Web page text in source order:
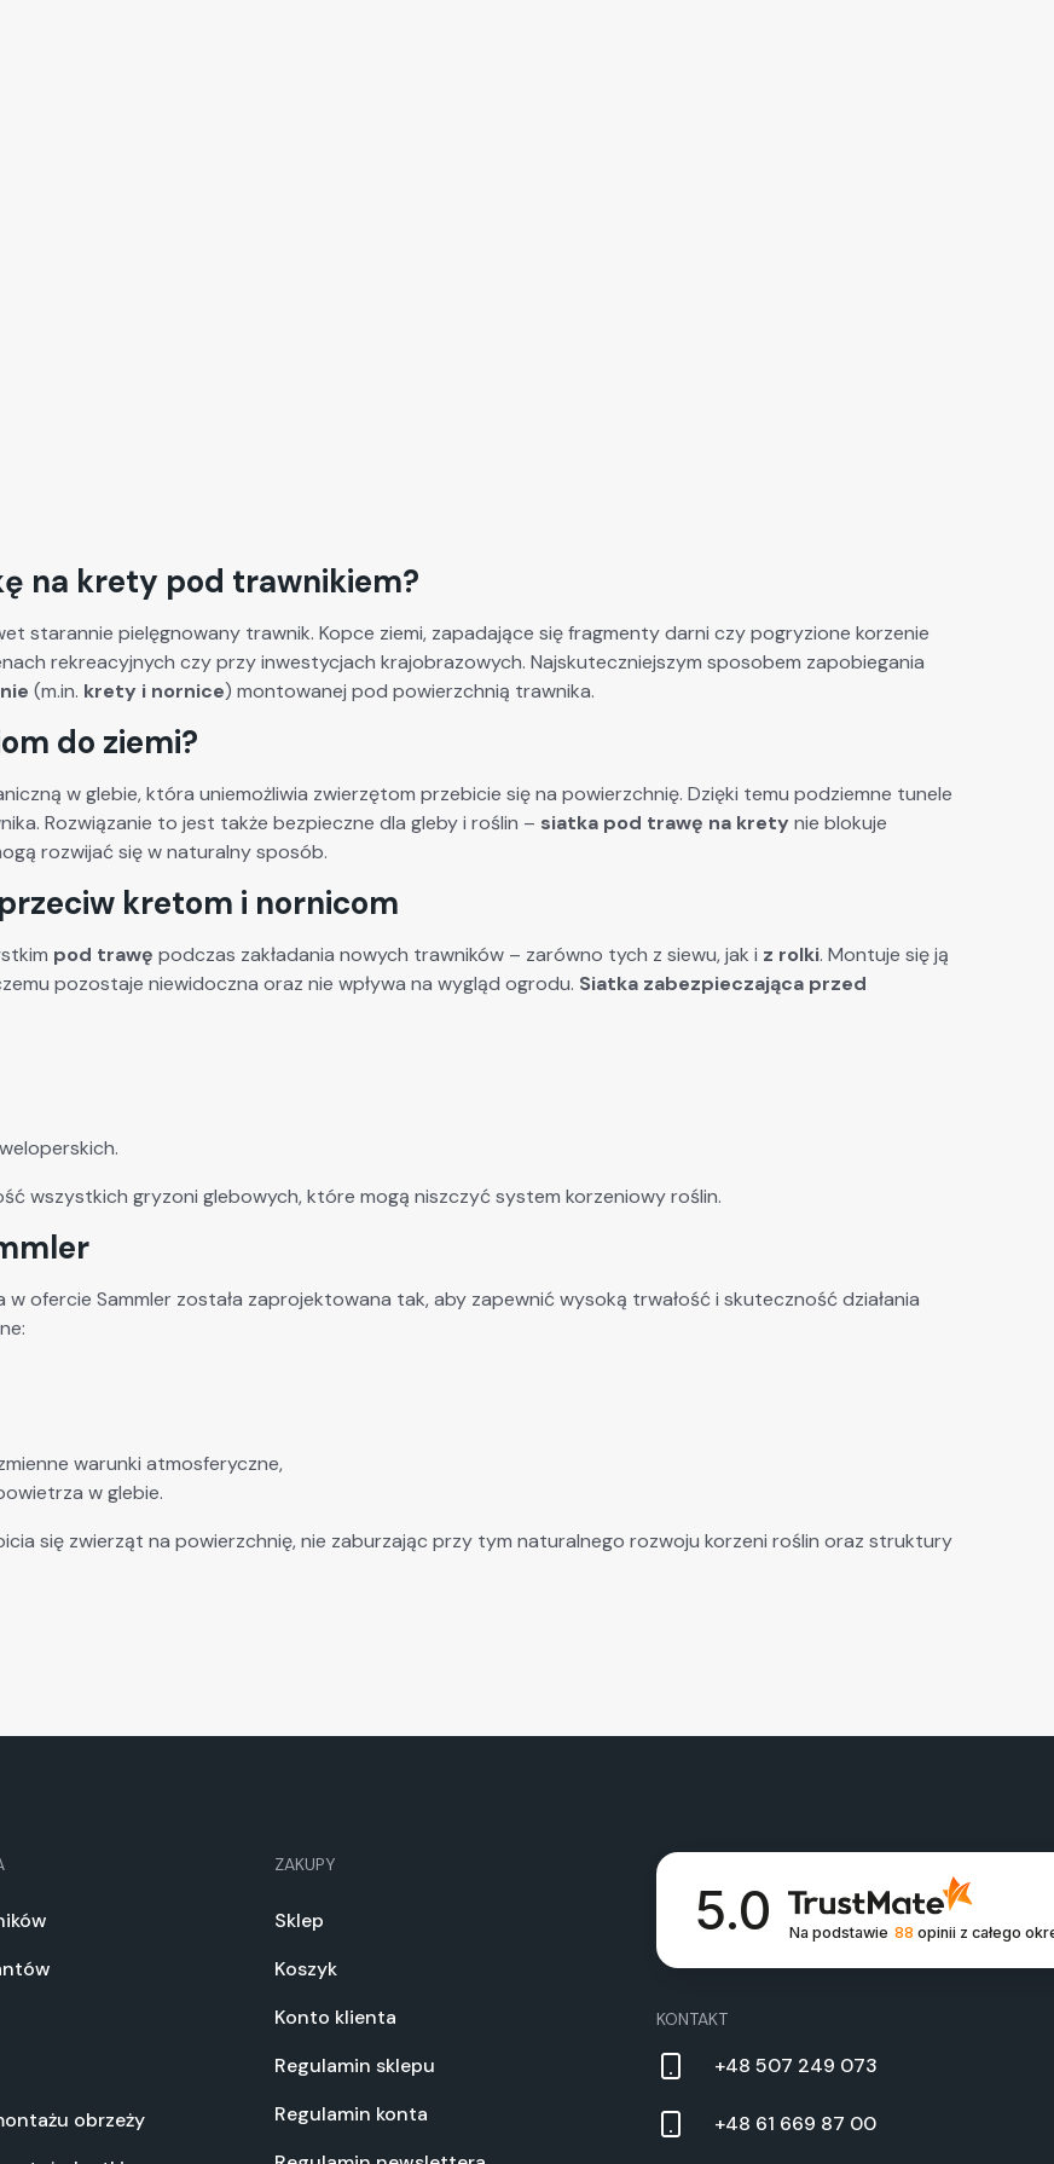
na krety pod trawnikiem?
starannie pielęgnowany trawnik. Kopce ziemi, zapadające się fragmenty darni czy pogryzione korzenie
rekreacyjnych czy przy inwestycjach krajobrazowych. Najskuteczniejszym sposobem zapobiegania
(m.in. krety i nornice) montowanej pod powierzchnią trawnika.
do ziemi?
w glebie, która uniemożliwia zwierzętom przebicie się na powierzchnię. Dzięki temu podziemne tunele
Rozwiązanie to jest także bezpieczne dla gleby i roślin – siatka pod trawę na krety nie blokuje
rozwijać się w naturalny sposób.
kretom i nornicom
pod trawę podczas zakładania nowych trawników – zarówno tych z siewu, jak i z rolki. Montuje się ją
pozostaje niewidoczna oraz nie wpływa na wygląd ogrodu. Siatka zabezpieczająca przed
wszystkich gryzoni glebowych, które mogą niszczyć system korzeniowy roślin.
ofercie Sammler została zaprojektowana tak, aby zapewnić wysoką trwałość i skuteczność działania
warunki atmosferyczne,
w glebie.
się zwierząt na powierzchnię, nie zaburzając przy tym naturalnego rozwoju korzeni roślin oraz struktury
obrzeży
ZAKUPY
Sklep
Koszyk
Konto klienta
Regulamin sklepu
Regulamin konta
5.0 Na podstawie 88 opinii z całego
KONTAKT
+48 507 249 073
+48 61 669 87 00